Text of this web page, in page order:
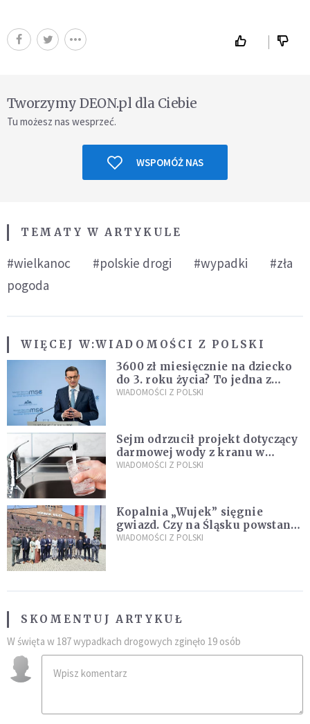
Tworzymy DEON.pl dla Ciebie
Tu możesz nas wesprzeć.
WSPOMÓŻ NAS
TEMATY W ARTYKULE
#wielkanoc #polskie drogi #wypadki
#zła
pogoda
WIĘCEJ W:WIADOMOŚCI Z POLSKI
3600 zł miesięcznie na dziecko
do 3. roku życia? To jedna z
propozycji programu "Rozwój
WIADOMOŚCI Z POLSKI
Sejm odrzucił projekt dotyczący
darmowej wody z kranu w
restauracjach
WIADOMOŚCI Z POLSKI
Kopalnia „Wujek” sięgnie
gwiazd. Czy na Śląsku powstanie
„Dolina Krzemowa”?
WIADOMOŚCI Z POLSKI
SKOMENTUJ ARTYKUŁ
W święta w 187 wypadkach drogowych zginęło 19 osób